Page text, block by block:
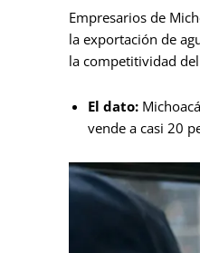
Empresarios de
la exportación de
la competitividad
El dato:
vende a casi 20